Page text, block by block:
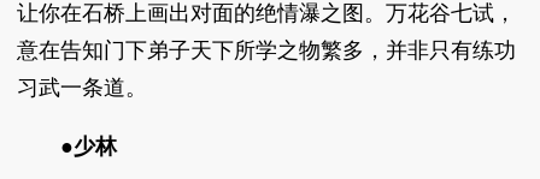
让你在石桥上画出对面的绝情瀑之图。万花谷七试，
意在告知门下弟子天下所学之物繁多，并非只有练功
习武一条道。
●少林